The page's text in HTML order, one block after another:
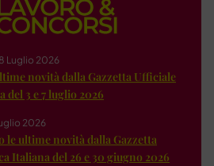
Luglio 2026
novità dalla Gazzetta Ufficiale
del 3 e 7 luglio 2026
2026
le ultime novità dalla Gazzetta
Italiana del 26 e 30 giugno 2026